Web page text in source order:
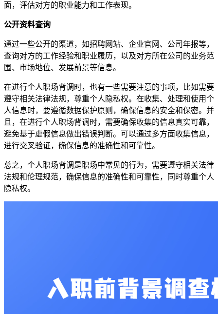
面，评估对方的职业能力和工作表现。
公开资料查询
通过一些公开的渠道，如招聘网站、企业官网、公司年报等，
查询对方的工作经验和职业履历，以及对方所在公司的业务范
围、市场地位、发展前景等信息。
在进行个人职场背调时，也有一些需要注意的事项，比如需要
遵守相关法律法规，尊重个人隐私权。在收集、处理和使用个
人信息时，要遵循数据保护原则，确保信息的安全和保密。并
且，在进行个人职场背调时，需要确保收集的信息真实可靠，
避免基于虚假信息做出错误判断。可以通过多方面收集信息，
进行交叉验证，确保信息的准确性和可靠性。
总之，个人职场背调是职场中常见的行为，需要遵守相关法律
法规和伦理规范，确保信息的准确性和可靠性，同时尊重个人
隐私权。